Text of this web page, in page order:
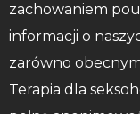
zachowaniem
informacji o
zarówno
Terapia dla